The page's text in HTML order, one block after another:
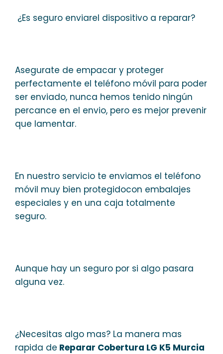
¿Es seguro enviarel dispositivo a reparar?
Asegurate de empacar y proteger
perfectamente el teléfono móvil para poder
ser enviado, nunca hemos tenido ningún
percance en el envio, pero es mejor prevenir
que lamentar.
En nuestro servicio te enviamos el teléfono
móvil muy bien protegidocon embalajes
especiales y en una caja totalmente
seguro.
Aunque hay un seguro por si algo pasara
alguna vez.
¿Necesitas algo mas? La manera mas
rapida de Reparar Cobertura LG K5 Murcia